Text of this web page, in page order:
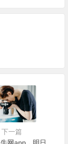
下一篇